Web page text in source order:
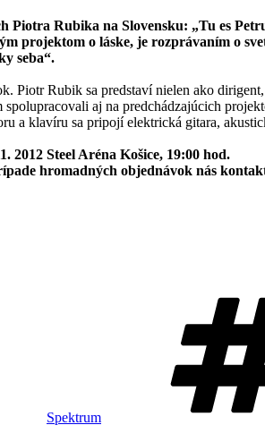
Piotra Rubika na Slovensku: „Tu es
projektom o láske, je rozprávaním o
seba“.
Piotr Rubik sa predstaví nielen ako
aj na predchádzajúcich
a klavíru sa pripojí elektrická gitara,
2012 Steel Aréna Košice, 19:00 hod.
hromadných objednávok nás
Spektrum